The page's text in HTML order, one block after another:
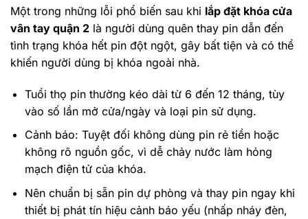
Một trong những lỗi phổ biến sau khi lắp đặt khóa cửa
vân tay quận 2 là người dùng quên thay pin dẫn đến
tình trạng khóa hết pin đột ngột, gây bất tiện và có thể
khiến người dùng bị khóa ngoài nhà.
Tuổi thọ pin thường kéo dài từ 6 đến 12 tháng, tùy
vào số lần mở cửa/ngày và loại pin sử dụng.
Cảnh báo: Tuyệt đối không dùng pin rẻ tiền hoặc
không rõ nguồn gốc, vì dễ chảy nước làm hỏng
mạch điện tử của khóa.
Nên chuẩn bị sẵn pin dự phòng và thay pin ngay khi
thiết bị phát tín hiệu cảnh báo yếu (nhấp nháy đèn,